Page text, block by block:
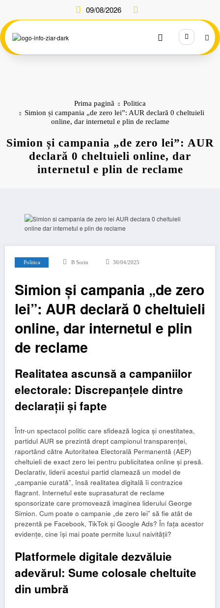
conținut
09/08/2026
Prima pagină
Politica
Simion și campania „de zero lei”: AUR declară 0 cheltuieli
online, dar internetul e plin de reclame
Simion și campania „de zero lei”: AUR
declară 0 cheltuieli online, dar
internetul e plin de reclame
Politica B Sorin 30/04/2025
Simion și campania „de zero
lei”: AUR declară 0 cheltuieli
online, dar internetul e plin
de reclame
Realitatea ascunsă a campaniilor
electorale: Discrepanțele dintre
declarații și fapte
Într-un spectacol politic care sfidează logica și onestitatea,
partidul AUR se prezintă drept campionul transparenței,
raportând către Autoritatea Electorală Permanentă (AEP)
cheltuieli de exact zero lei pentru publicitatea online și presă.
Declarativ, liderii acestui partid clamează un model de
„campanie curată”, însă realitatea digitală îi contrazice
flagrant. Internetul este suprasaturat de reclame
sponsorizate care promovează imaginea liderului George
Simion. Cum poate o campanie „de zero lei” să fie atât de
prezentă pe Facebook, TikTok și Google Ads? În fața acestor
evidențe, cine își mai poate permite luxul naivității?
Platformele digitale dezvăluie
adevărul: Sume colosale cheltuite
din umbră